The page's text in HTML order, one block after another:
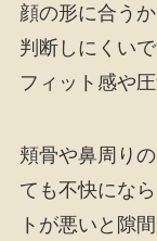
顔の形に合う
判断しにくい
フィット感や
頬骨や鼻周り
ても不快にな
トが悪いと隙